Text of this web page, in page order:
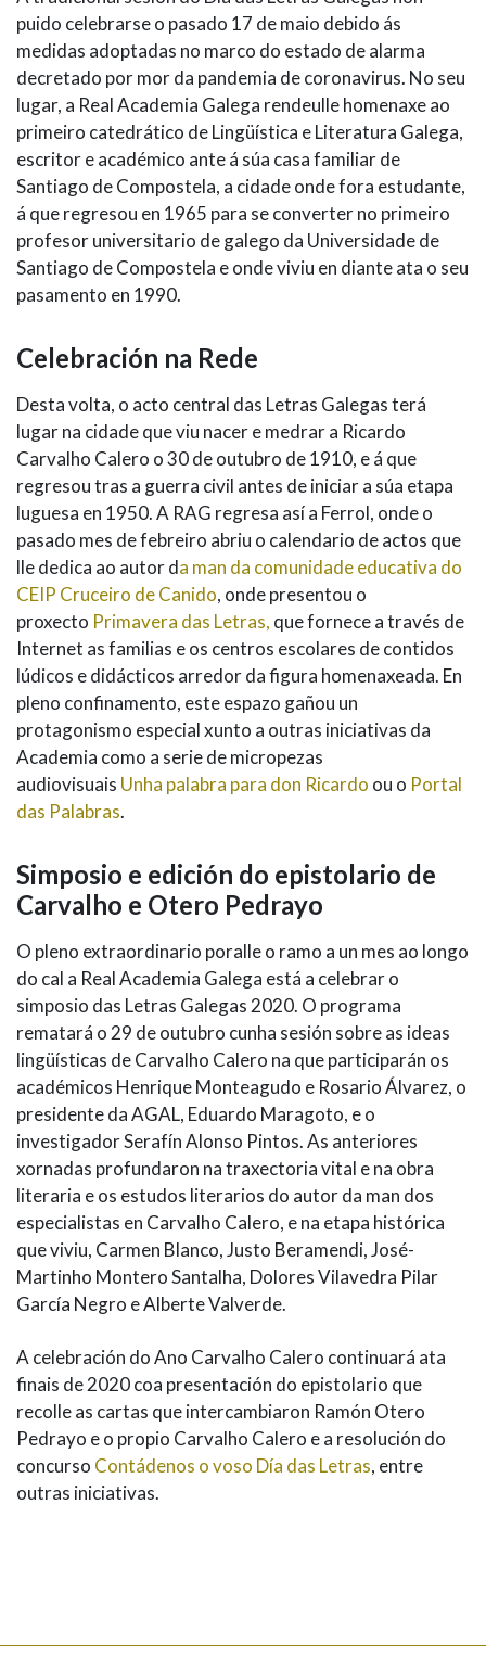
puido celebrarse o pasado 17 de maio debido ás
medidas adoptadas no marco do estado de alarma
decretado por mor da pandemia de coronavirus. No seu
lugar, a Real Academia Galega rendeulle homenaxe ao
primeiro catedrático de Lingüística e Literatura Galega,
escritor e académico ante á súa casa familiar de
Santiago de Compostela, a cidade onde fora estudante,
á que regresou en 1965 para se converter no primeiro
profesor universitario de galego da Universidade de
Santiago de Compostela e onde viviu en diante ata o seu
pasamento en 1990.
Celebración na Rede
Desta volta, o acto central das Letras Galegas terá
lugar na cidade que viu nacer e medrar a Ricardo
Carvalho Calero o 30 de outubro de 1910, e á que
regresou tras a guerra civil antes de iniciar a súa etapa
luguesa en 1950. A RAG regresa así a Ferrol, onde o
pasado mes de febreiro abriu o calendario de actos que
lle dedica ao autor da man da comunidade educativa do
CEIP Cruceiro de Canido, onde presentou o
proxecto Primavera das Letras, que fornece a través de
Internet as familias e os centros escolares de contidos
lúdicos e didácticos arredor da figura homenaxeada. En
pleno confinamento, este espazo gañou un
protagonismo especial xunto a outras iniciativas da
Academia como a serie de micropezas
audiovisuais Unha palabra para don Ricardo ou o Portal
das Palabras.
Simposio e edición do epistolario de
Carvalho e Otero Pedrayo
O pleno extraordinario poralle o ramo a un mes ao longo
do cal a Real Academia Galega está a celebrar o
simposio das Letras Galegas 2020. O programa
rematará o 29 de outubro cunha sesión sobre as ideas
lingüísticas de Carvalho Calero na que participarán os
académicos Henrique Monteagudo e Rosario Álvarez, o
presidente da AGAL, Eduardo Maragoto, e o
investigador Serafín Alonso Pintos. As anteriores
xornadas profundaron na traxectoria vital e na obra
literaria e os estudos literarios do autor da man dos
especialistas en Carvalho Calero, e na etapa histórica
que viviu, Carmen Blanco, Justo Beramendi, José-
Martinho Montero Santalha, Dolores Vilavedra Pilar
García Negro e Alberte Valverde.
A celebración do Ano Carvalho Calero continuará ata
finais de 2020 coa presentación do epistolario que
recolle as cartas que intercambiaron Ramón Otero
Pedrayo e o propio Carvalho Calero e a resolución do
concurso Contádenos o voso Día das Letras, entre
outras iniciativas.